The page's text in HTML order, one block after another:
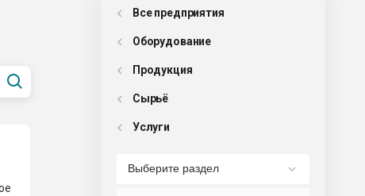
Все предприятия
Оборудованиe
Продукция
Сырьё
Услуги